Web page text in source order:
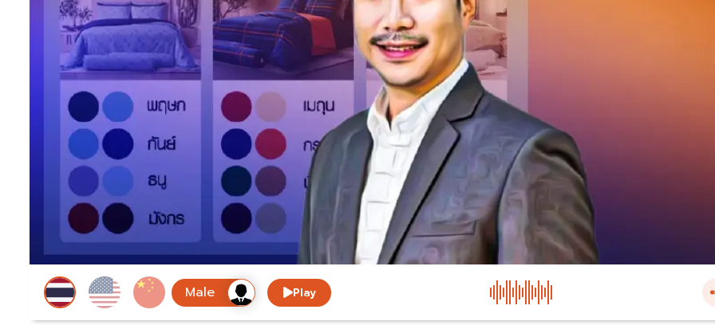
Play